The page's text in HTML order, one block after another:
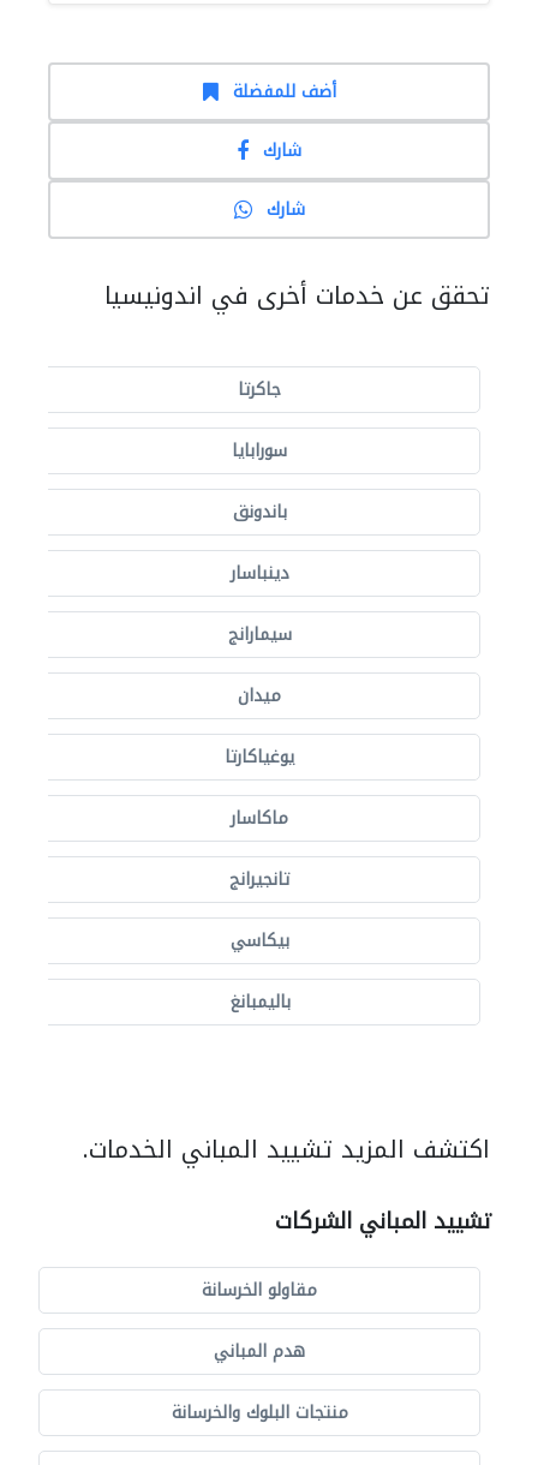
أضف للمفضلة
شارك
شارك
تحقق عن خدمات أخرى في اندونيسيا
جاكرتا
سورابايا
باندونق
دينباسار
سيمارانج
ميدان
يوغياكارتا
ماكاسار
تانجيرانج
بيكاسي
باليمبانغ
اكتشف المزيد تشييد المباني الخدمات.
تشييد المباني الشركات
مقاولو الخرسانة
هدم المباني
منتجات البلوك والخرسانة